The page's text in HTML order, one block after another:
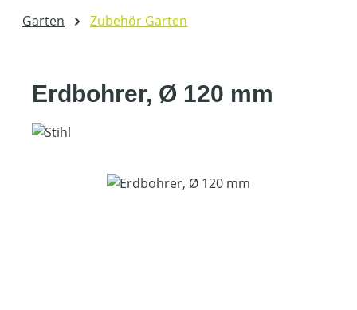
Garten Zubehör Garten
Erdbohrer, Ø 120 mm
Bildergalerie überspringen